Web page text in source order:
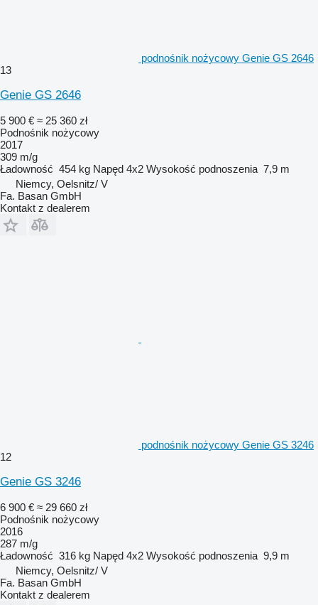
podnośnik nożycowy Genie GS 2646
13
Genie GS 2646
5 900 € ≈ 25 360 zł
Podnośnik nożycowy
2017
309 m/g
Ładowność 454 kg Napęd 4x2 Wysokość podnoszenia 7,9 m
Niemcy, Oelsnitz/ V
Fa. Basan GmbH
Kontakt z dealerem
podnośnik nożycowy Genie GS 3246
12
Genie GS 3246
6 900 € ≈ 29 660 zł
Podnośnik nożycowy
2016
287 m/g
Ładowność 316 kg Napęd 4x2 Wysokość podnoszenia 9,9 m
Niemcy, Oelsnitz/ V
Fa. Basan GmbH
Kontakt z dealerem